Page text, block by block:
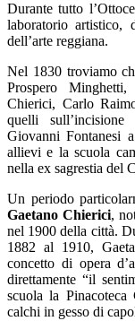
Durante tutto
laboratorio
dell’arte reggiana.
Nel 1830 troviamo
Prospero
Chierici, Carlo
quelli
Giovanni Fontanesi
allievi e la scuola
nella ex sagrestia del
Un periodo
Gaetano Chierici,
nel 1900 della città.
1882 al 1910,
concetto di opera
direttamente “il
scuola la
calchi in gesso di